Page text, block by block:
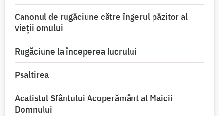
Canonul de rugăciune către îngerul păzitor al
vieții omului
Rugăciune la începerea lucrului
Psaltirea
Acatistul Sfântului Acoperământ al Maicii
Domnului